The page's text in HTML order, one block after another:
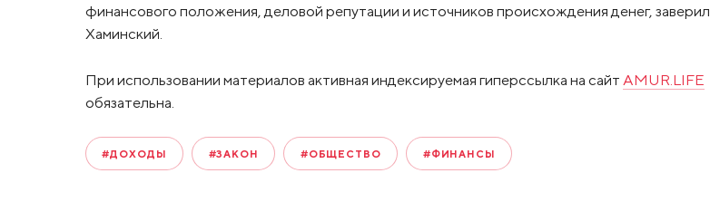
финансового положения, деловой репутации и источников происхождения денег, заверил
Хаминский.
При использовании материалов активная индексируемая гиперссылка на сайт AMUR.LIFE
обязательна.
#ДОХОДЫ #ЗАКОН #ОБЩЕСТВО #ФИНАНСЫ